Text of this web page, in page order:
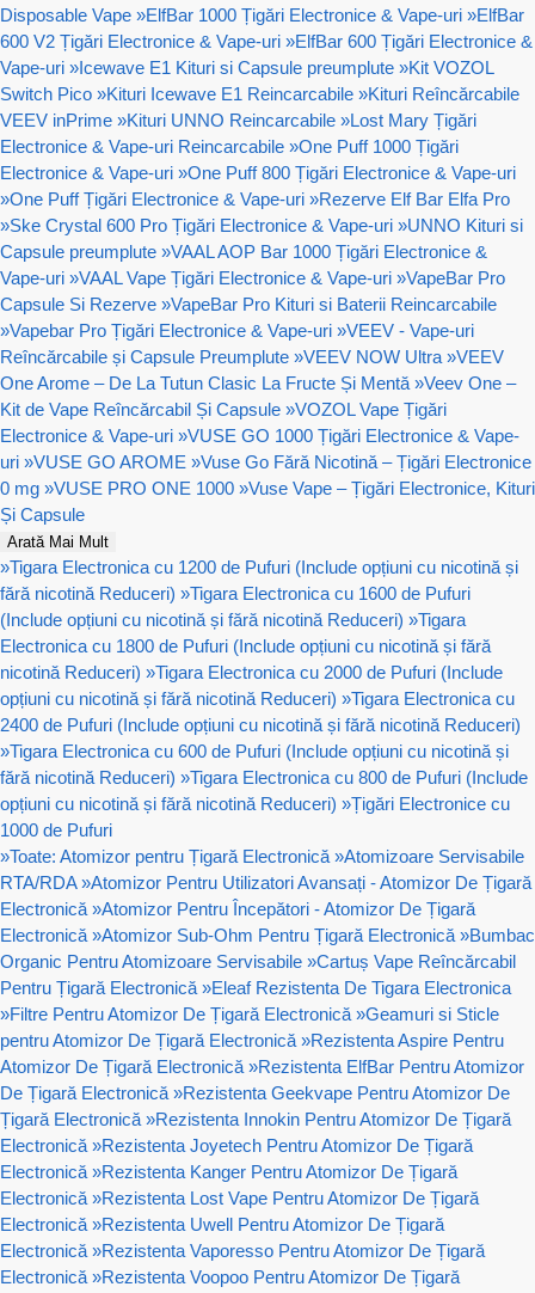
Disposable Vape »ElfBar 1000 Țigări Electronice & Vape-uri »ElfBar
600 V2 Țigări Electronice & Vape-uri »ElfBar 600 Țigări Electronice &
Vape-uri »Icewave E1 Kituri si Capsule preumplute »Kit VOZOL
Switch Pico »Kituri Icewave E1 Reincarcabile »Kituri Reîncărcabile
VEEV inPrime »Kituri UNNO Reincarcabile »Lost Mary Țigări
Electronice & Vape-uri Reincarcabile »One Puff 1000 Țigări
Electronice & Vape-uri »One Puff 800 Țigări Electronice & Vape-uri
»One Puff Țigări Electronice & Vape-uri »Rezerve Elf Bar Elfa Pro
»Ske Crystal 600 Pro Țigări Electronice & Vape-uri »UNNO Kituri si
Capsule preumplute »VAAL AOP Bar 1000 Țigări Electronice &
Vape-uri »VAAL Vape Țigări Electronice & Vape-uri »VapeBar Pro
Capsule Si Rezerve »VapeBar Pro Kituri si Baterii Reincarcabile
»Vapebar Pro Țigări Electronice & Vape-uri »VEEV - Vape-uri
Reîncărcabile și Capsule Preumplute »VEEV NOW Ultra »VEEV
One Arome – De La Tutun Clasic La Fructe Și Mentă »Veev One –
Kit de Vape Reîncărcabil Și Capsule »VOZOL Vape Țigări
Electronice & Vape-uri »VUSE GO 1000 Țigări Electronice & Vape-
uri »VUSE GO AROME »Vuse Go Fără Nicotină – Țigări Electronice
0 mg »VUSE PRO ONE 1000 »Vuse Vape – Țigări Electronice, Kituri
Și Capsule
Arată Mai Mult
»Tigara Electronica cu 1200 de Pufuri (Include opțiuni cu nicotină și
fără nicotină Reduceri) »Tigara Electronica cu 1600 de Pufuri
(Include opțiuni cu nicotină și fără nicotină Reduceri) »Tigara
Electronica cu 1800 de Pufuri (Include opțiuni cu nicotină și fără
nicotină Reduceri) »Tigara Electronica cu 2000 de Pufuri (Include
opțiuni cu nicotină și fără nicotină Reduceri) »Tigara Electronica cu
2400 de Pufuri (Include opțiuni cu nicotină și fără nicotină Reduceri)
»Tigara Electronica cu 600 de Pufuri (Include opțiuni cu nicotină și
fără nicotină Reduceri) »Tigara Electronica cu 800 de Pufuri (Include
opțiuni cu nicotină și fără nicotină Reduceri) »Țigări Electronice cu
1000 de Pufuri
»Toate: Atomizor pentru Țigară Electronică »Atomizoare Servisabile
RTA/RDA »Atomizor Pentru Utilizatori Avansați - Atomizor De Țigară
Electronică »Atomizor Pentru Începători - Atomizor De Țigară
Electronică »Atomizor Sub-Ohm Pentru Țigară Electronică »Bumbac
Organic Pentru Atomizoare Servisabile »Cartuș Vape Reîncărcabil
Pentru Țigară Electronică »Eleaf Rezistenta De Tigara Electronica
»Filtre Pentru Atomizor De Țigară Electronică »Geamuri si Sticle
pentru Atomizor De Țigară Electronică »Rezistenta Aspire Pentru
Atomizor De Țigară Electronică »Rezistenta ElfBar Pentru Atomizor
De Țigară Electronică »Rezistenta Geekvape Pentru Atomizor De
Țigară Electronică »Rezistenta Innokin Pentru Atomizor De Țigară
Electronică »Rezistenta Joyetech Pentru Atomizor De Țigară
Electronică »Rezistenta Kanger Pentru Atomizor De Țigară
Electronică »Rezistenta Lost Vape Pentru Atomizor De Țigară
Electronică »Rezistenta Uwell Pentru Atomizor De Țigară
Electronică »Rezistenta Vaporesso Pentru Atomizor De Țigară
Electronică »Rezistenta Voopoo Pentru Atomizor De Țigară